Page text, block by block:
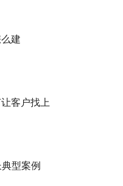
建
客户找上
型案例